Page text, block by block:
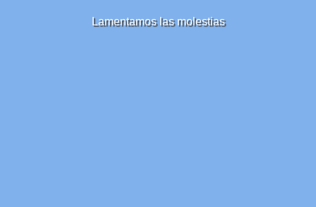
Lamentamos las molestias